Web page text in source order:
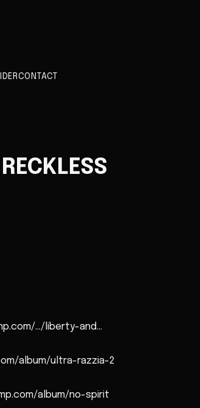
CONTACT
.../liberty-and...
album/ultra-razzia-2
album/no-spirit